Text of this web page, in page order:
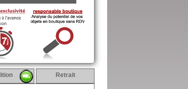
Retrait